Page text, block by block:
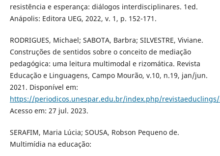
resistência e esperança: diálogos interdisciplinares. 1ed.
Anápolis: Editora UEG, 2022, v. 1, p. 152-171.
RODRIGUES, Michael; SABOTA, Barbra; SILVESTRE, Viviane.
Construções de sentidos sobre o conceito de mediação
pedagógica: uma leitura multimodal e rizomática. Revista
Educação e Linguagens, Campo Mourão, v.10, n.19, jan/jun.
2021. Disponível em:
https://periodicos.unespar.edu.br/index.php/
Acesso em: 27 jul. 2023.
SERAFIM, Maria Lúcia; SOUSA, Robson Pequeno de.
Multimídia na educação: